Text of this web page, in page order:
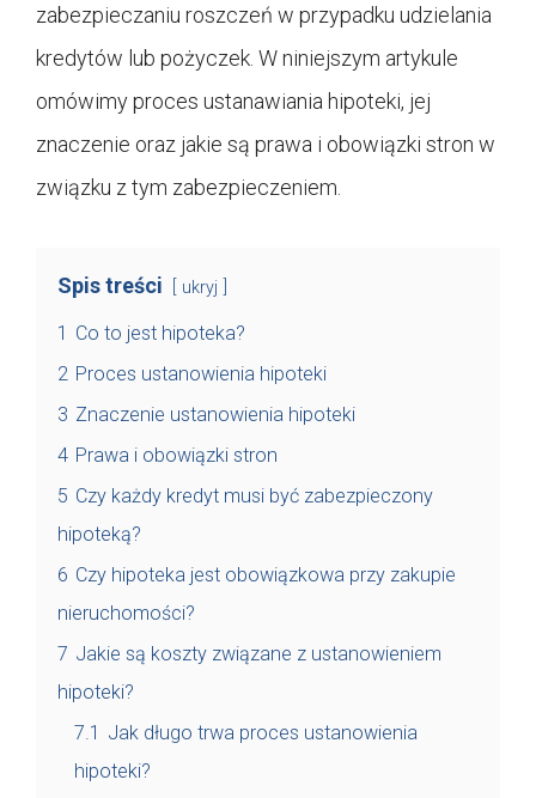
zabezpieczaniu roszczeń w przypadku udzielania
kredytów lub pożyczek. W niniejszym artykule
omówimy proces ustanawiania hipoteki, jej
znaczenie oraz jakie są prawa i obowiązki stron w
związku z tym zabezpieczeniem.
Spis treści ukryj
1 Co to jest hipoteka?
2 Proces ustanowienia hipoteki
3 Znaczenie ustanowienia hipoteki
4 Prawa i obowiązki stron
5 Czy każdy kredyt musi być zabezpieczony
hipoteką?
6 Czy hipoteka jest obowiązkowa przy zakupie
nieruchomości?
7 Jakie są koszty związane z ustanowieniem
hipoteki?
7.1 Jak długo trwa proces ustanowienia
hipoteki?